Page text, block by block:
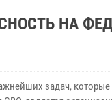
НА
задач,